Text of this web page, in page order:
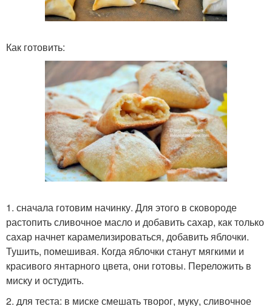
Как готовить:
1. сначала готовим начинку. Для этого в сковороде
растопить сливочное масло и добавить сахар, как только
сахар начнет карамелизироваться, добавить яблочки.
Тушить, помешивая. Когда яблочки станут мягкими и
красивого янтарного цвета, они готовы. Переложить в
миску и остудить.
2. для теста: в миске смешать творог, муку, сливочное